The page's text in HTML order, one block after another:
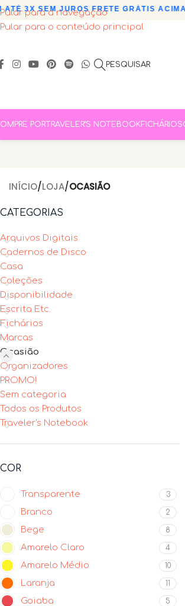
Pular para a navegação
Pular para o conteúdo principal
3X SEM JUROS •FRETE GRÁTIS ACIMA
PESQUISAR
POR TRAVELER’S NOTEBOOKFICHÁRIOS
INÍCIO/LOJA/OCASIÃO
CATEGORIAS
Arquivos Digitais
Cadernos de Disco
Casa
Coleções
Disponibilidade
Escrita Etc.
Fichários
Marcas
Ocasião
Organizadores
PROMO!
Sem categoria
Todos os Produtos
Traveler's Notebook
COR
Transparente 3
Branco 2
Bege 8
Amarelo Claro 4
Amarelo Médio 10
Laranja 11
Goiaba 5